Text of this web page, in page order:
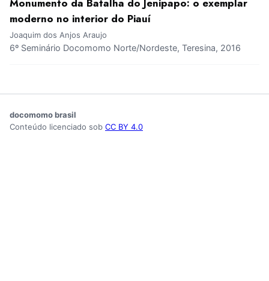
Monumento da Batalha do Jenipapo: o exemplar
moderno no interior do Piauí
Joaquim dos Anjos Araujo
6º Seminário Docomomo Norte/Nordeste, Teresina, 2016
docomomo brasil
Conteúdo licenciado sob CC BY 4.0